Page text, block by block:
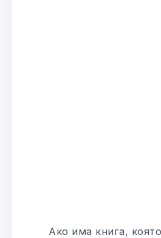
Ако има книга,